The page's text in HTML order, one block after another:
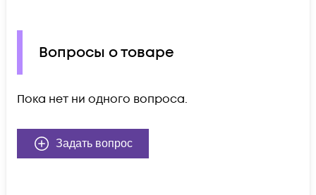
Вопросы о товаре
Пока нет ни одного вопроса.
Задать вопрос